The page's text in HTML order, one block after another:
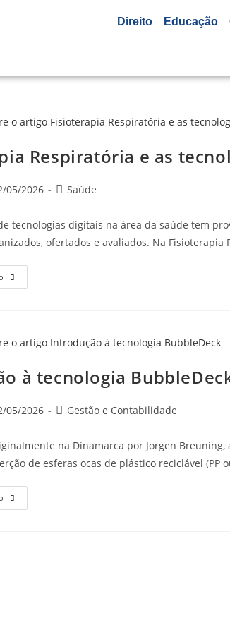
Direito Educação
Respiratória e as
05/2026 Saúde
tecnologias digitais na área da saúde tem
ofertados e avaliados. Na
à tecnologia
05/2026 Gestão e Contabilidade
na Dinamarca por Jorgen
de esferas ocas de plástico reciclável (PP